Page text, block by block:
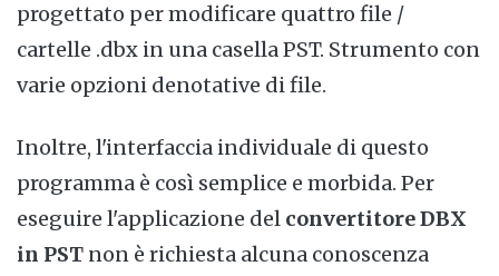
progettato per modificare quattro file /
cartelle .dbx in una casella PST. Strumento con
varie opzioni denotative di file.
Inoltre, l'interfaccia individuale di questo
programma è così semplice e morbida. Per
eseguire l'applicazione del convertitore DBX
in PST non è richiesta alcuna conoscenza